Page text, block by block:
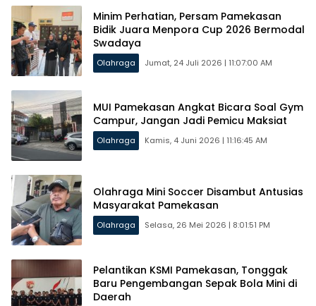
Minim Perhatian, Persam Pamekasan
Bidik Juara Menpora Cup 2026 Bermodal
Swadaya
Olahraga Jumat, 24 Juli 2026 | 11:07:00 AM
MUI Pamekasan Angkat Bicara Soal Gym
Campur, Jangan Jadi Pemicu Maksiat
Olahraga Kamis, 4 Juni 2026 | 11:16:45 AM
Olahraga Mini Soccer Disambut Antusias
Masyarakat Pamekasan
Olahraga Selasa, 26 Mei 2026 | 8:01:51 PM
Pelantikan KSMI Pamekasan, Tonggak
Baru Pengembangan Sepak Bola Mini di
Daerah